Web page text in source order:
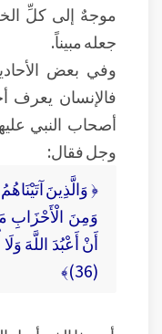
موجهٌ إلى كلِّ
جعله مبيناً.
وفي بعض
فالإنسان يعرف
أصحاب النبي
وجل فقال:
﴿ وَالَّذِينَ
وَمِنَ الْأَحْزَابِ
أَنْ أَعْبُدَ اللَّهَ
(36)﴾